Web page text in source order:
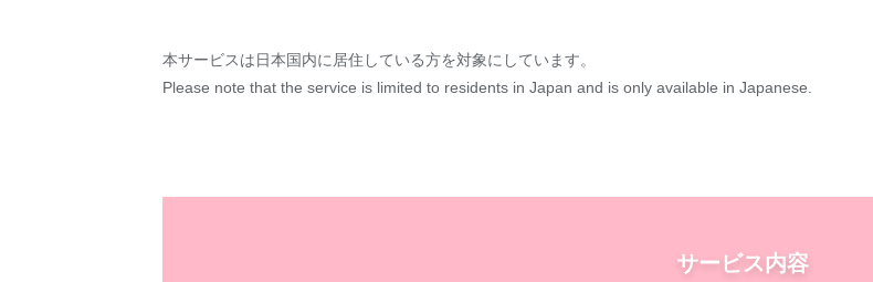
本サービスは日本国内に居住している方を対象にしています。
Please note that the service is limited to residents in Japan and is only available in Japanese.
サービス内容